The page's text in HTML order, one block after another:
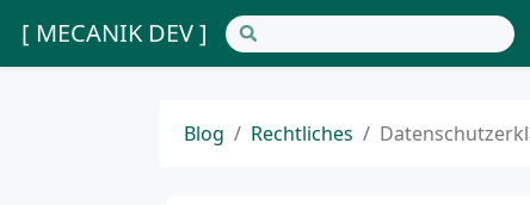
[ MECANIK DEV ]
Blog Rechtliches